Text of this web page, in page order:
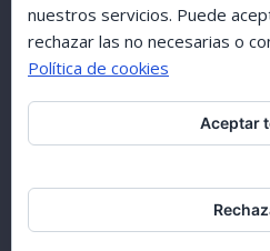
AVISO LEGAL// POLÍTICA DE
ARCHIVO 1998-2015
nuestros servicios. Puede
rechazar las no necesarias o
Política de cookies
Aceptar